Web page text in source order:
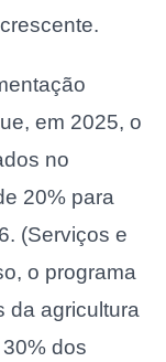
em 2025, o
no
20% para
(Serviços e
o programa
da agricultura
dos